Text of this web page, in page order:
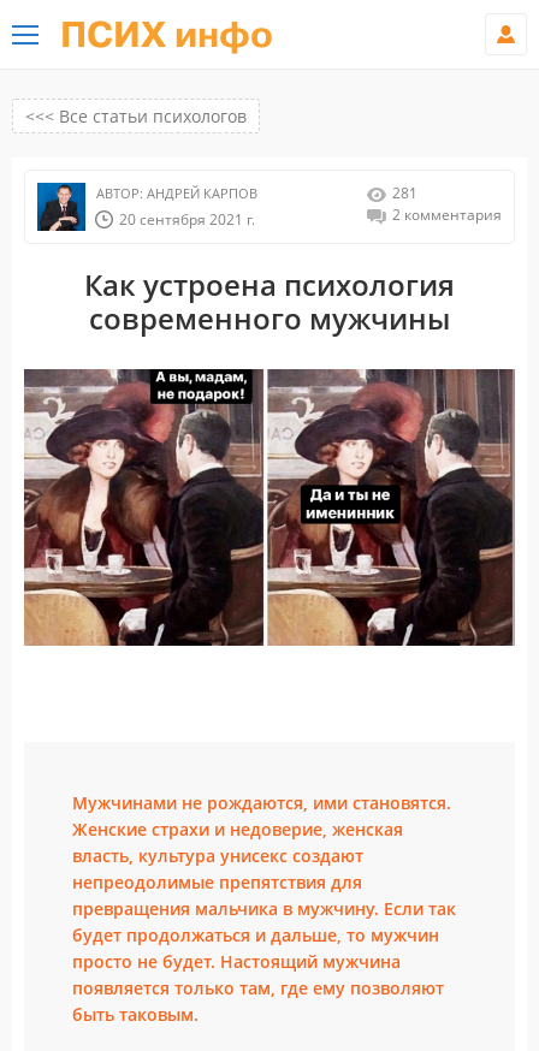
ПСИХ инфо
<<< Все статьи психологов
АВТОР: АНДРЕЙ КАРПОВ
20 сентября 2021 г.
281
2 комментария
Как устроена психология
современного мужчины
Мужчинами не рождаются, ими становятся.
Женские страхи и недоверие, женская
власть, культура унисекс создают
непреодолимые препятствия для
превращения мальчика в мужчину. Если так
будет продолжаться и дальше, то мужчин
просто не будет. Настоящий мужчина
появляется только там, где ему позволяют
быть таковым.